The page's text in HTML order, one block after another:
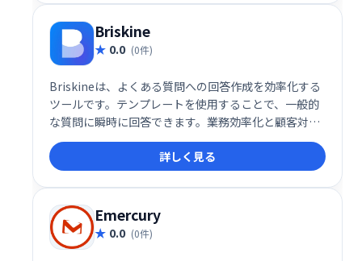
Briskine
0.0 (0件)
Briskineは、よくある質問への回答作成を効率化する
ツールです。テンプレートを使用することで、一般的
な質問に瞬時に回答できます。業務効率化と顧客対応
の迅速化を実現し、よりスムーズなコミュニケーショ
ンをサポートします。時間と労力の節約に繋がり、顧
客満足度の向上に貢献します。
詳しく見る
Emercury
0.0 (0件)